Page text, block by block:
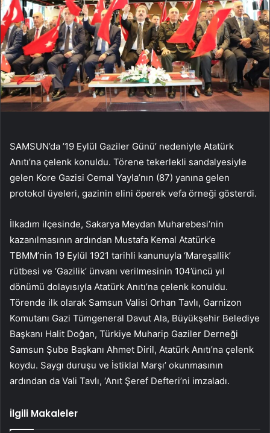
SAMSUN’da ’19 Eylül Gaziler Günü’ nedeniyle Atatürk
Anıtı’na çelenk konuldu. Törene tekerlekli sandalyesiyle
gelen Kore Gazisi Cemal Yayla’nın (87) yanına gelen
protokol üyeleri, gazinin elini öperek vefa örneği gösterdi.
İlkadım ilçesinde, Sakarya Meydan Muharebesi’nin
kazanılmasının ardından Mustafa Kemal Atatürk’e
TBMM’nin 19 Eylül 1921 tarihli kanunuyla ‘Mareşallik’
rütbesi ve ‘Gazilik’ ünvanı verilmesinin 104’üncü yıl
dönümü dolayısıyla Atatürk Anıtı’na çelenk konuldu.
Törende ilk olarak Samsun Valisi Orhan Tavlı, Garnizon
Komutanı Gazi Tümgeneral Davut Ala, Büyükşehir Belediye
Başkanı Halit Doğan, Türkiye Muharip Gaziler Derneği
Samsun Şube Başkanı Ahmet Diril, Atatürk Anıtı’na çelenk
koydu. Saygı duruşu ve İstiklal Marşı’ okunmasının
ardından da Vali Tavlı, ‘Anıt Şeref Defteri’ni imzaladı.
İlgili Makaleler